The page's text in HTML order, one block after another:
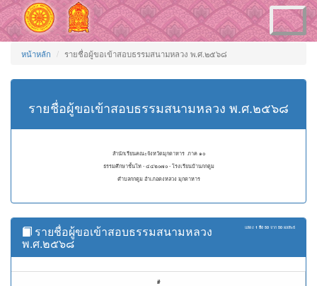
Toggle
navigation
หน้าหลัก รายชื่อผู้ขอเข้าสอบธรรมสนามหลวง พ.ศ.๒๕๖๘
รายชื่อผู้ขอเข้าสอบธรรมสนามหลวง พ.ศ.๒๕๖๘
สำนักเรียนคณะจังหวัดมุกดาหาร ภาค ๑๐
ธรรมศึกษาชั้นโท - ๔๔๒๐๗๐ - โรงเรียนบ้านกกตูม
ตำบลกกตูม อำเภอดงหลวง มุกดาหาร
แสดง 1 ถึง 50 จาก 50 ผลลัพธ์
รายชื่อผู้ขอเข้าสอบธรรมสนามหลวง
พ.ศ.๒๕๖๘
#